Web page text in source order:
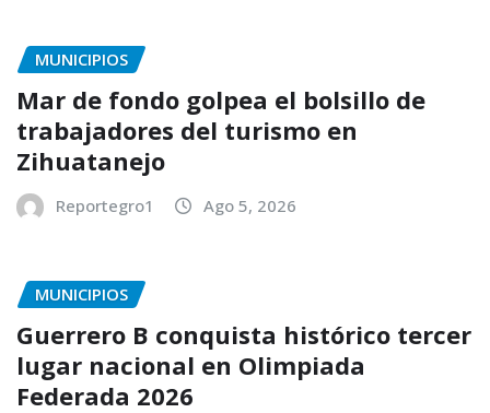
MUNICIPIOS
Mar de fondo golpea el bolsillo de
trabajadores del turismo en
Zihuatanejo
Reportegro1 Ago 5, 2026
MUNICIPIOS
Guerrero B conquista histórico tercer
lugar nacional en Olimpiada
Federada 2026